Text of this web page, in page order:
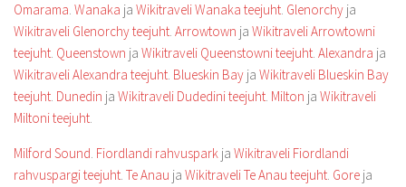
Omarama. Wanaka ja Wikitraveli Wanaka teejuht. Glenorchy ja
Wikitraveli Glenorchy teejuht. Arrowtown ja Wikitraveli Arrowtowni
teejuht. Queenstown ja Wikitraveli Queenstowni teejuht. Alexandra ja
Wikitraveli Alexandra teejuht. Blueskin Bay ja Wikitraveli Blueskin Bay
teejuht. Dunedin ja Wikitraveli Dudedini teejuht. Milton ja Wikitraveli
Miltoni teejuht.
Milford Sound. Fiordlandi rahvuspark ja Wikitraveli Fiordlandi
rahvuspargi teejuht. Te Anau ja Wikitraveli Te Anau teejuht. Gore ja